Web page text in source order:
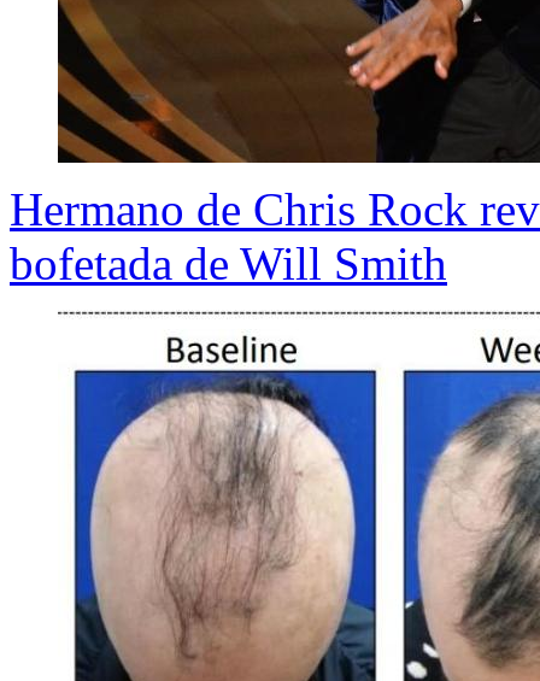
Hermano de Chris Rock
bofetada de Will Smith